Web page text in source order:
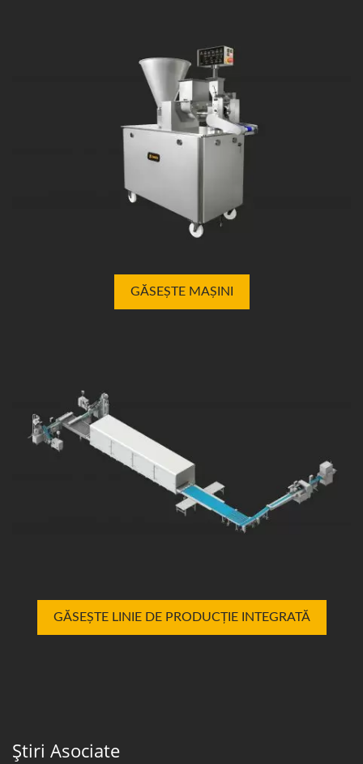
GĂSEȘTE MAȘINI
GĂSEȘTE LINIE DE PRODUCȚIE INTEGRATĂ
Știri Asociate